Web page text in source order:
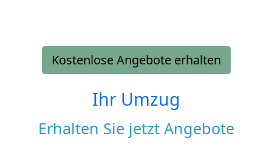
Kostenlose Angebote erhalten
Ihr Umzug
Erhalten Sie jetzt Angebote